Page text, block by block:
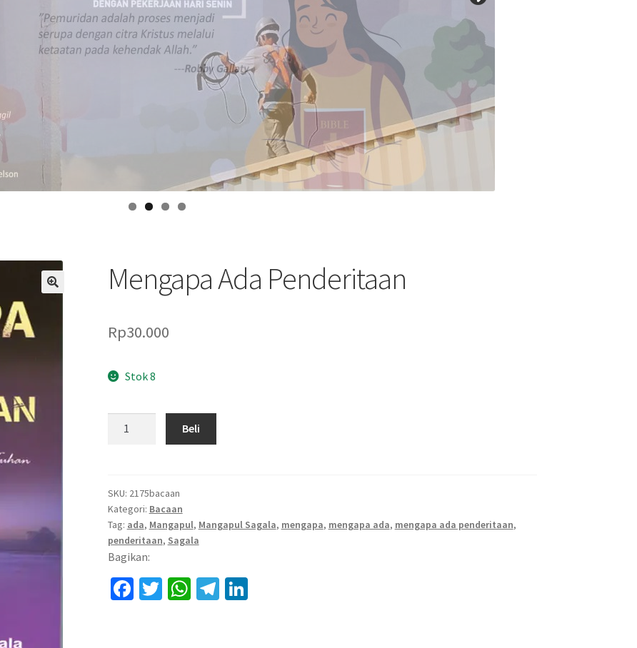
Mengapa Ada Penderitaan
Rp30.000
Stok 8
Kuantitas
Beli
SKU: 2175bacaan
Kategori: Bacaan
Tag: ada, Mangapul, Mangapul Sagala, mengapa, mengapa ada, mengapa ada penderitaan,
penderitaan, Sagala
Bagikan:
Fa T W Te Li